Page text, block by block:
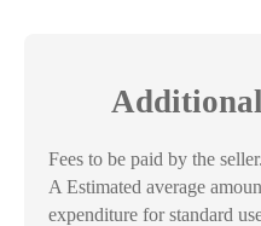
Additional
Fees to be paid by the
A Estimated average
expenditure for standard